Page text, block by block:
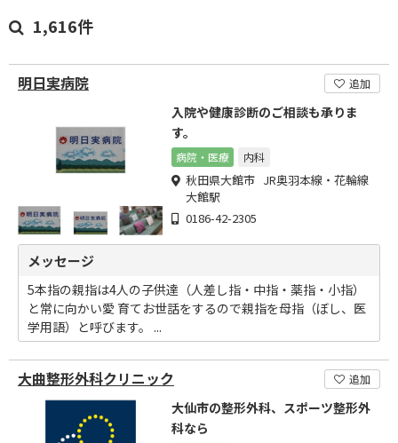
1,616件
明日実病院 追加
入院や健康診断のご相談も承りま
す。
病院・医療 内科
秋田県大館市 JR奥羽本線・花輪線
大館駅
0186-42-2305
メッセージ
5本指の親指は4人の子供達（人差し指・中指・薬指・小指）
と常に向かい愛 育てお世話をするので親指を母指（ぼし、医
学用語）と呼びます。 ...
大曲整形外科クリニック 追加
大仙市の整形外科、スポーツ整形外
科なら